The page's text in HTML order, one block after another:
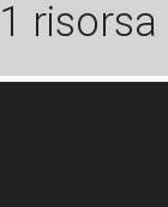
1 risorsa